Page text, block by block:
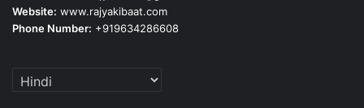
Website: www.rajyakibaat.com
Phone Number: +919634286608